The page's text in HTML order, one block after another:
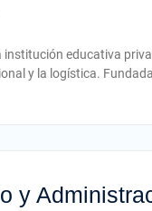
institución educativa
y la logística.
y